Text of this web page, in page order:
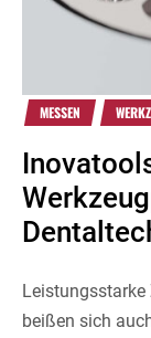
MESSEN
Leistungsstarke
beißen sich